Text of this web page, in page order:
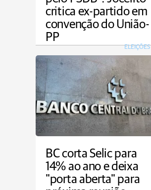
critica ex-partido em
convenção do União-
PP
ELEIÇÕES
BC corta Selic para
14% ao ano e deixa
"porta aberta" para